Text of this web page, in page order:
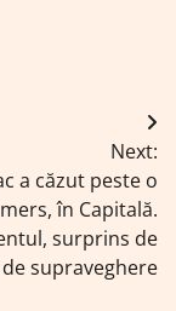
Next:
a căzut peste o
în Capitală.
surprins de
supraveghere